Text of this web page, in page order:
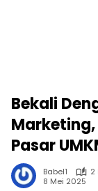
Bekali
Marketing,
Pasar
Babel1
2
8 Mei 2025